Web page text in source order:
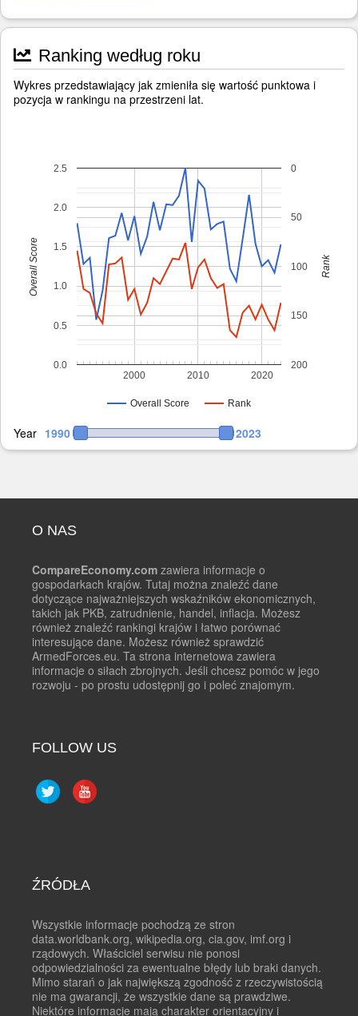
Ranking według roku
Wykres przedstawiający jak zmieniła się wartość punktowa i
pozycja w rankingu na przestrzeni lat.
Overall Score Rank
2000 2010 2020
0.0
0.5
1.0
1.5
2.0
2.5 0
50
100
150
200
Overall Score Rank
Year 1990 2023
O NAS
CompareEconomy.com zawiera informacje o
gospodarkach krajów. Tutaj można znaleźć dane
dotyczące najważniejszych wskaźników ekonomicznych,
takich jak PKB, zatrudnienie, handel, inflacja. Możesz
również znaleźć rankingi krajów i łatwo porównać
interesujące dane. Możesz również sprawdzić
ArmedForces.eu. Ta strona internetowa zawiera
informacje o siłach zbrojnych. Jeśli chcesz pomóc w jego
rozwoju - po prostu udostępnij go i poleć znajomym.
FOLLOW US
ŹRÓDŁA
Wszystkie informacje pochodzą ze stron
data.worldbank.org, wikipedia.org, cia.gov, imf.org i
rządowych. Właściciel serwisu nie ponosi
odpowiedzialności za ewentualne błędy lub braki danych.
Mimo starań o jak największą zgodność z rzeczywistością
nie ma gwarancji, że wszystkie dane są prawdziwe.
Niektóre informacje mają charakter orientacyjny i